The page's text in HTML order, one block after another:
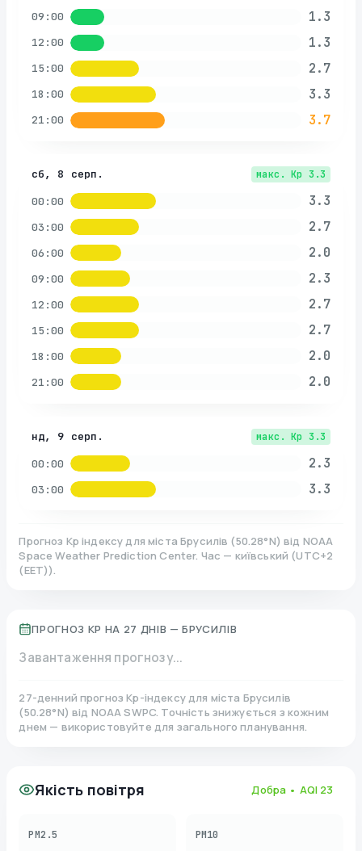
09:00 1.3
12:00 1.3
15:00 2.7
18:00 3.3
21:00 3.7
сб, 8 серп. макс. Kp 3.3
00:00 3.3
03:00 2.7
06:00 2.0
09:00 2.3
12:00 2.7
15:00 2.7
18:00 2.0
21:00 2.0
нд, 9 серп. макс. Kp 3.3
00:00 2.3
03:00 3.3
Прогноз Kp індексу для міста Брусилів (50.28°N)від NOAA
Space Weather Prediction Center. Час — київський (UTC+2
(EET)).
ПРОГНОЗ KP НА 27 ДНІВ — БРУСИЛІВ
Завантаження прогнозу...
27-денний прогноз Kp-індексу для міста Брусилів
(50.28°N)від NOAA SWPC. Точність знижується з кожним
днем — використовуйте для загального планування.
Якість повітря Добра • AQI 23
PM2.5 PM10